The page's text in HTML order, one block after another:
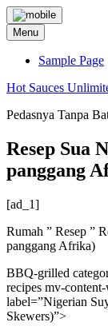
Skip
to
content
Menu
Sample Page
Hot Sauces
Pedasnya Tanpa
Resep Sua
panggang
[ad_1]
Rumah ” Resep ”
panggang Afrika)
BBQ-grilled
recipes mv-
label=”Nigerian
Skewers)”>